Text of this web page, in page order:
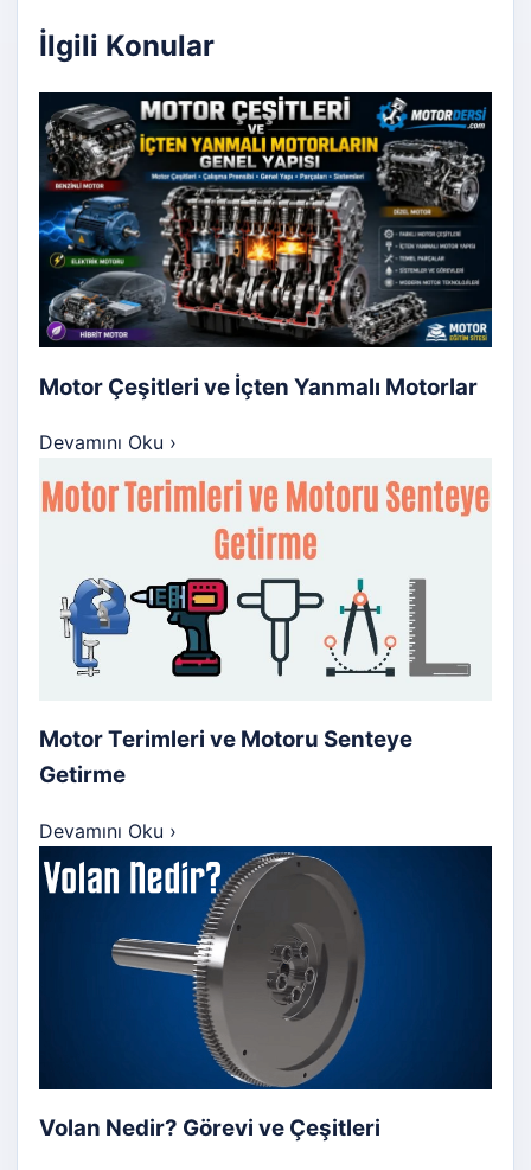
İlgili Konular
Motor Çeşitleri ve İçten Yanmalı Motorlar
Devamını Oku ›
Motor Terimleri ve Motoru Senteye
Getirme
Devamını Oku ›
Volan Nedir? Görevi ve Çeşitleri